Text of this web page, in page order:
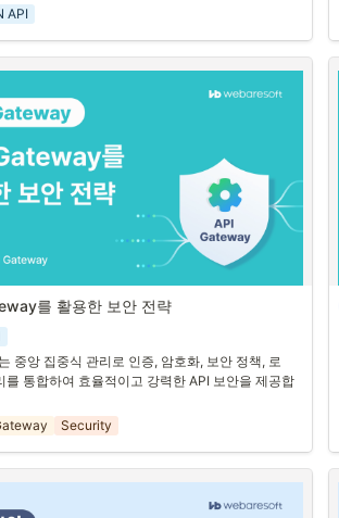
신
확장
API
의 중앙 집중식 보안 관리
을 강화하는 방법”에 대한 글을 쓴 적이 있습니다.
하는 가장 효과적인 방법 중 하나는 모든 API 서버
적용하는 대신, API Gateway를 활용하는 것입니다.
클라이언트와 서버 간의 데이터 흐름을 중앙에서
화를 위한 다양한 기능을 제공합니다.
의 핵심 보안 기능
를 활용한 보안 전략
중앙 집중식 관리로 인증, 암호화, 보안 정책, 로
를 통합하여 효율적이고 강력한 API 보안을 제공합
Security